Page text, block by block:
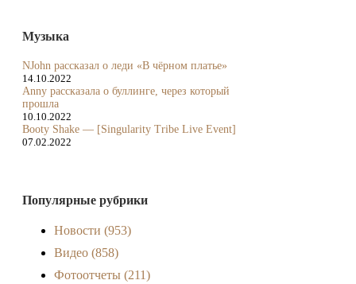
Музыка
NJohn рассказал о леди «В чёрном платье»
14.10.2022
Anny рассказала о буллинге, через который
прошла
10.10.2022
Booty Shake — [Singularity Tribe Live Event]
07.02.2022
Популярные рубрики
Новости (953)
Видео (858)
Фотоотчеты (211)